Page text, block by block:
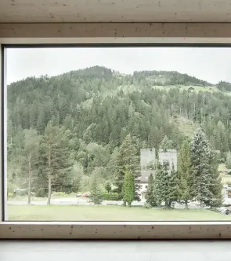
разнообразные варианты
панорамного остекления,
которые помогут преобразить
как жилое, так и коммерческое
пространство. Благодаря этим
решениям любой дом или офис
приобретёт уникальный,
стильный и современный облик,
отвечающий последним
тенденциям архитектуры.